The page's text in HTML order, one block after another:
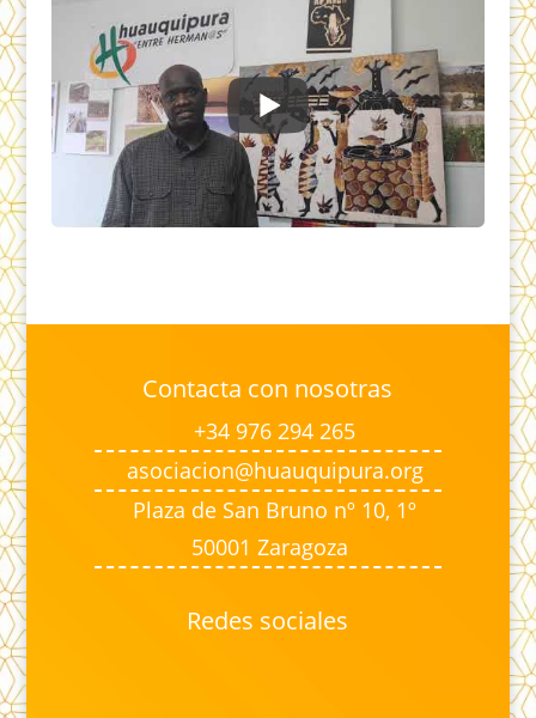
Contacta con nosotras
+34 976 294 265
asociacion@huauquipura.org
Plaza de San Bruno nº 10, 1º
50001 Zaragoza
Redes sociales